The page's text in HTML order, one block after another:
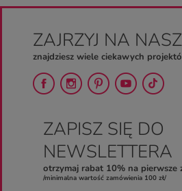
ZAJRZYJ NA
znajdziesz wiele ciekawych
ZAPISZ SIĘ DO
NEWSLETTERA
otrzymaj rabat 10% na pierwsze
/minimalna wartość zamówienia 100 zł/